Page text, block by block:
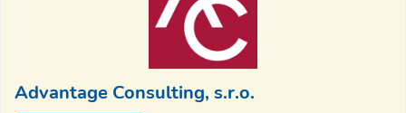
Advantage Consulting, s.r.o.